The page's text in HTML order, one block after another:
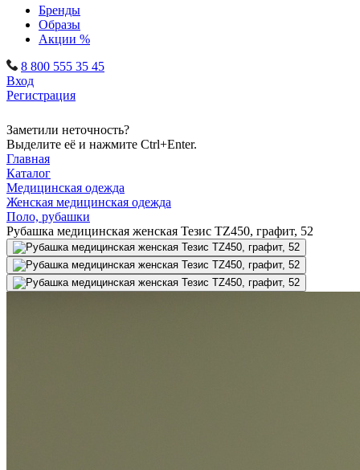
Бренды
Образы
Акции %
8 800 555 35 45
Вход
Регистрация
Заметили неточность?
Выделите её и нажмите Ctrl+Enter.
Главная
Каталог
Медицинская одежда
Женская медицинская одежда
Поло, рубашки
Рубашка медицинская женская Тезис TZ450, графит, 52